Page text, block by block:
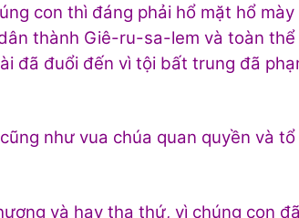
con thì đáng phải hổ mặt hổ mày
thành Giê-ru-sa-lem và toàn
đã đuổi đến vì tội bất trung đã
như vua chúa quan quyền và
và hay tha thứ, vì chúng con